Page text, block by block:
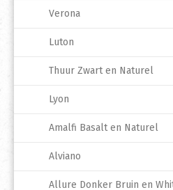
Verona
Luton
Thuur Zwart en Naturel
Lyon
Amalfi Basalt en Naturel
Alviano
Allure Donker Bruin en